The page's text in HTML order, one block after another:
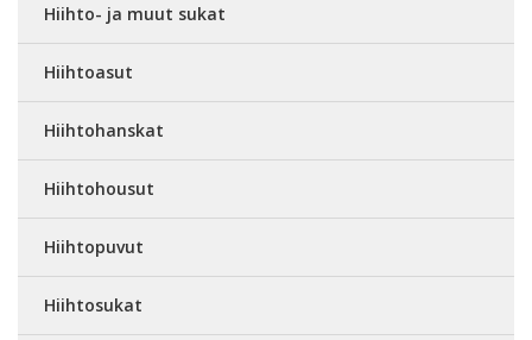
Hiihto- ja muut sukat
Hiihtoasut
Hiihtohanskat
Hiihtohousut
Hiihtopuvut
Hiihtosukat